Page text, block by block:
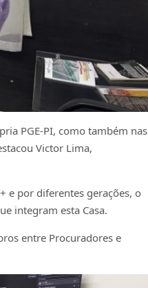
PGE-PI, como também nas
Victor Lima,
e por diferentes gerações, o
integram esta Casa.
entre Procuradores e